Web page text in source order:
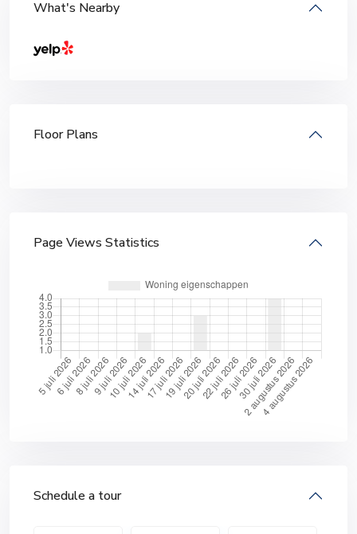
What's Nearby
Floor Plans
Page Views Statistics
Schedule a tour